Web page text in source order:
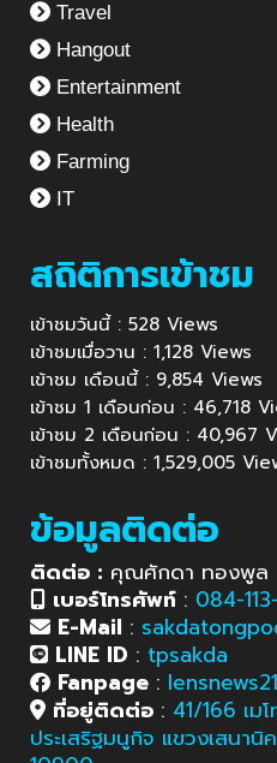
Travel
Hangout
Entertainment
Health
Farming
IT
สถิติการเข้าชม
เข้าชมวันนี้ : 528 Views
เข้าชมเมื่อวาน : 1,128 Views
เข้าชม เดือนนี้ : 9,854 Views
เข้าชม 1 เดือนก่อน : 46,718
เข้าชม 2 เดือนก่อน : 40,967
เข้าชมทั้งหมด : 1,529,005
ข้อมูลติดต่อ
ติดต่อ : คุณศักดา ทองพูล
เบอร์โทรศัพท์ : 084-
E-Mail :
LINE ID : tpsakda
Fanpage : lensnews21
ที่อยู่ติดต่อ : 41/166 เม
ประเสริฐมนูกิจ แขวงเสนา